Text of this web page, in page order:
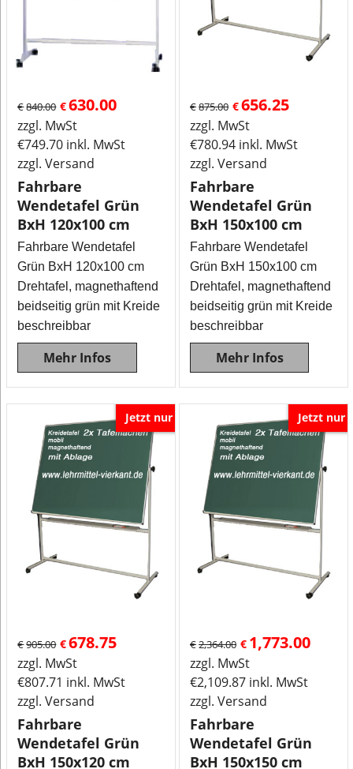
€840.00 €630.00
zzgl. MwSt
€749.70 inkl. MwSt
zzgl. Versand
Fahrbare
Wendetafel Grün
BxH 120x100 cm
Fahrbare Wendetafel
Grün BxH 120x100 cm
Drehtafel, magnethaftend
beidseitig grün mit Kreide
beschreibbar
Mehr Infos
€875.00 €656.25
zzgl. MwSt
€780.94 inkl. MwSt
zzgl. Versand
Fahrbare
Wendetafel Grün
BxH 150x100 cm
Fahrbare Wendetafel
Grün BxH 150x100 cm
Drehtafel, magnethaftend
beidseitig grün mit Kreide
beschreibbar
Mehr Infos
Jetzt nur
€905.00 €678.75
zzgl. MwSt
€807.71 inkl. MwSt
zzgl. Versand
Fahrbare
Wendetafel Grün
BxH 150x120 cm
Jetzt nur
€2,364.00 € 1,773.00
zzgl. MwSt
€2,109.87 inkl. MwSt
zzgl. Versand
Fahrbare
Wendetafel Grün
BxH 150x150 cm